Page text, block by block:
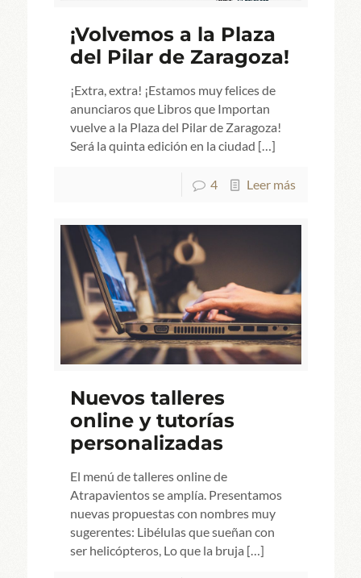
¡Volvemos a la Plaza
del Pilar de Zaragoza!
¡Extra, extra! ¡Estamos muy felices de
anunciaros que Libros que Importan
vuelve a la Plaza del Pilar de Zaragoza!
Será la quinta edición en la ciudad […]
4 Leer más
Nuevos talleres
online y tutorías
personalizadas
El menú de talleres online de
Atrapavientos se amplía. Presentamos
nuevas propuestas con nombres muy
sugerentes: Libélulas que sueñan con
ser helicópteros, Lo que la bruja […]